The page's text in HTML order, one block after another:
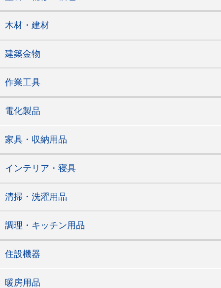
木材・建材
建築金物
作業工具
電化製品
家具・収納用品
インテリア・寝具
清掃・洗濯用品
調理・キッチン用品
住設機器
暖房用品